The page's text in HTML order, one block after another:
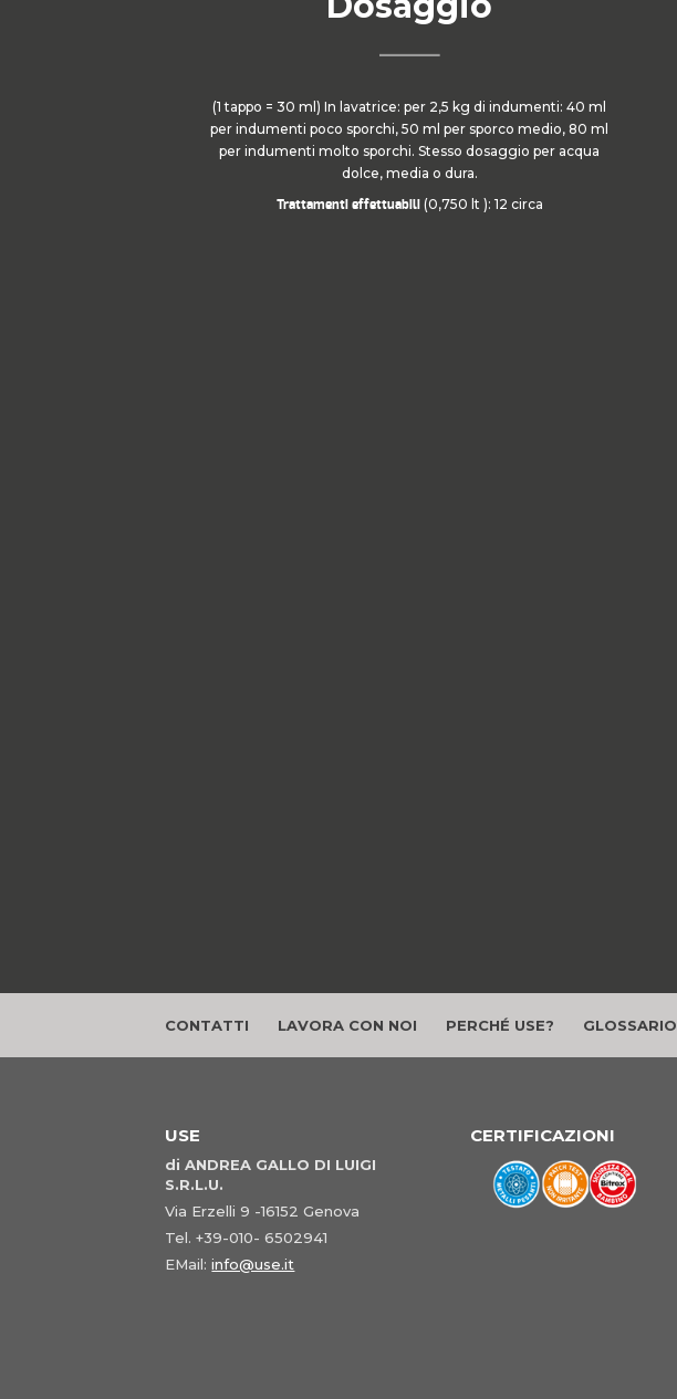
(1 tappo = 30 ml) In lavatrice: per 2,5 kg di indumenti: 40 ml
per indumenti poco sporchi, 50 ml per sporco medio, 80 ml
per indumenti molto sporchi. Stesso dosaggio per acqua
dolce, media o dura.
Trattamenti effettuabili (0,750 lt ): 12 circa
CONTATTI LAVORA CON NOI PERCHÉ USE? GLOSSARIO
USE
di ANDREA GALLO DI LUIGI
S.R.L.U.
Via Erzelli 9 -16152 Genova
Tel. +39-010- 6502941
EMail:info@use.it
CERTIFICAZIONI